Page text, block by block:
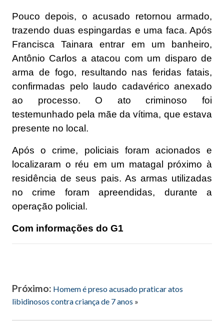
Pouco depois, o acusado retornou armado,
trazendo duas espingardas e uma faca. Após
Francisca Tainara entrar em um banheiro,
Antônio Carlos a atacou com um disparo de
arma de fogo, resultando nas feridas fatais,
confirmadas pelo laudo cadavérico anexado
ao processo. O ato criminoso foi
testemunhado pela mãe da vítima, que estava
presente no local.
Após o crime, policiais foram acionados e
localizaram o réu em um matagal próximo à
residência de seus pais. As armas utilizadas
no crime foram apreendidas, durante a
operação policial.
Com informações do G1
Próximo: Homem é preso acusado praticar atos
libidinosos contra criança de 7 anos »